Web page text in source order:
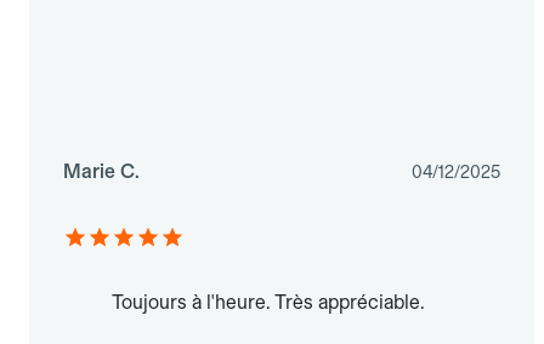
Marie C. 04/12/2025
Toujours à l'heure. Très appréciable.